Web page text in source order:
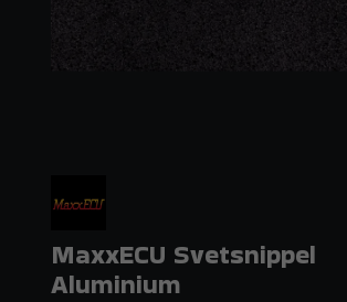
MaxxECU Svetsnippel
Aluminium